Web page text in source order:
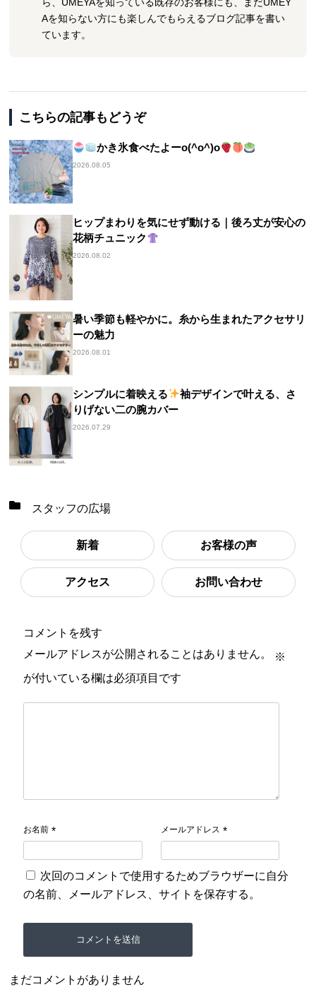
ら、UMEYAを知っている既存のお客様にも、まだUMEY
Aを知らない方にも楽しんでもらえるブログ記事を書い
ています。
こちらの記事もどうぞ
かき氷食べたよーo(^o^)o
2026.08.05
ヒップまわりを気にせず動ける｜後ろ丈が安心の
花柄チュニック
2026.08.02
暑い季節も軽やかに。糸から生まれたアクセサリ
ーの魅力
2026.08.01
シンプルに着映える
袖デザインで叶える、さ
りげない二の腕カバー
2026.07.29
スタッフの広場
新着 お客様の声
アクセス お問い合わせ
コメントを残す
メールアドレスが公開されることはありません。
※
が付いている欄は必須項目です
お名前 * メールアドレス *
次回のコメントで使用するためブラウザーに自分
の名前、メールアドレス、サイトを保存する。
まだコメントがありません